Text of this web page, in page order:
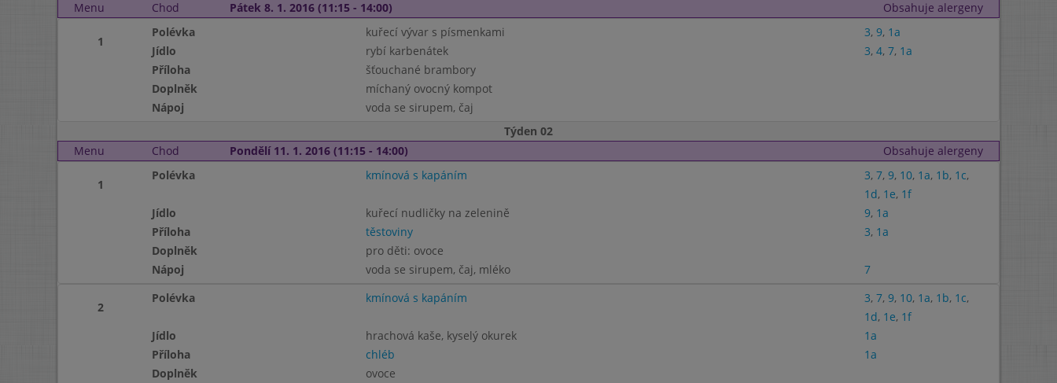
Menu
Chod Pátek 8. 1. 2016 (11:15 - 14:00) Obsahuje alergeny
1
Polévka kuřecí vývar s písmenkami 3, 9, 1a
Jídlo
rybí karbenátek 3, 4, 7, 1a
Příloha
šťouchané brambory
Doplněk
míchaný ovocný kompot
Nápoj
voda se sirupem, čaj
Týden 02
Menu
Chod Pondělí 11. 1. 2016 (11:15 - 14:00) Obsahuje alergeny
1
Polévka kmínová s kapáním 3, 7, 9, 10, 1a, 1b, 1c,
1d, 1e, 1f
Jídlo
kuřecí nudličky na zelenině 9, 1a
Příloha
těstoviny 3, 1a
Doplněk
pro děti: ovoce
Nápoj
voda se sirupem, čaj, mléko 7
2
Polévka kmínová s kapáním 3, 7, 9, 10, 1a, 1b, 1c,
1d, 1e, 1f
Jídlo
hrachová kaše, kyselý okurek
1a
Příloha
chléb
1a
Doplněk
ovoce